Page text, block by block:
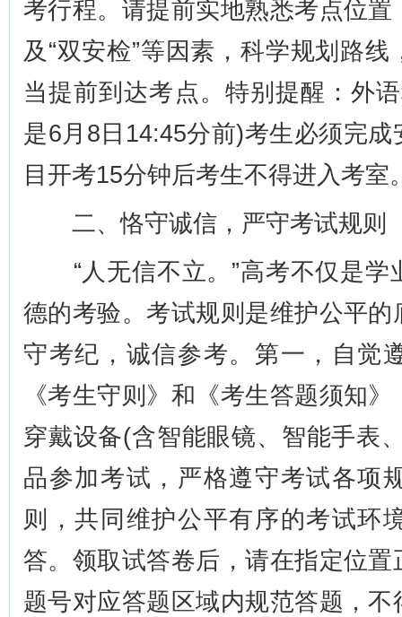
考行程。请提前实地熟悉考点位
及“双安检”等因素，科学规划路
当提前到达考点。特别提醒：外
是6月8日14:45分前)考生必须完
目开考15分钟后考生不得进入考室
二、恪守诚信，严守考试规则
“人无信不立。”高考不仅是学
德的考验。考试规则是维护公平
守考纪，诚信参考。第一，自觉
《考生守则》和《考生答题须知
穿戴设备(含智能眼镜、智能手表
品参加考试，严格遵守考试各项
则，共同维护公平有序的考试环
答。领取试答卷后，请在指定位
题号对应答题区域内规范答题，